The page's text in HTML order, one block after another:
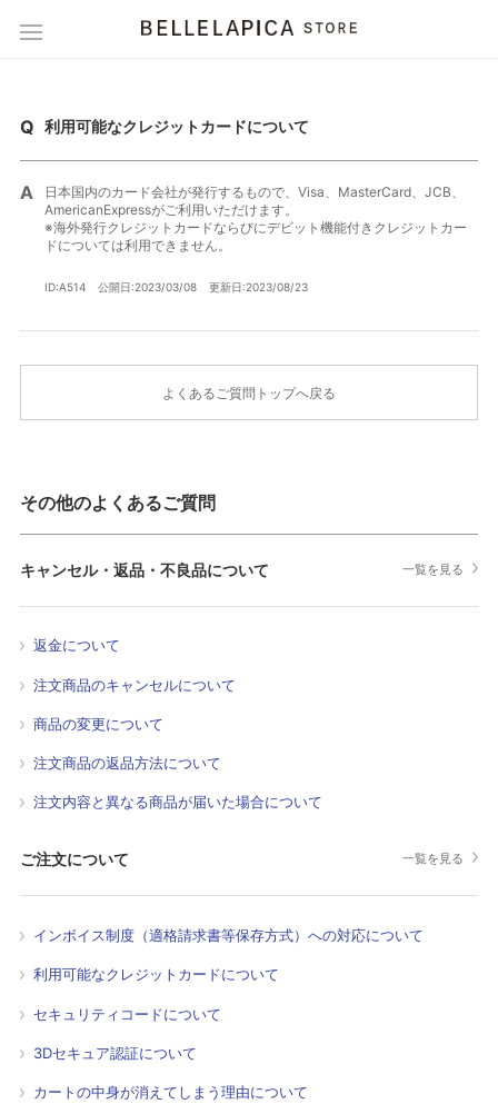
利用可能なクレジットカードについて
日本国内のカード会社が発行するもので、Visa、MasterCard、JCB、
AmericanExpressがご利用いただけます。
※海外発行クレジットカードならびにデビット機能付きクレジットカー
ドについては利用できません。
ID:A514 公開日:2023/03/08 更新日:2023/08/23
よくあるご質問トップへ戻る
その他のよくあるご質問
キャンセル・返品・不良品について 一覧を見る
返金について
注文商品のキャンセルについて
商品の変更について
注文商品の返品方法について
注文内容と異なる商品が届いた場合について
ご注文について 一覧を見る
インボイス制度（適格請求書等保存方式）への対応について
利用可能なクレジットカードについて
セキュリティコードについて
3Dセキュア認証について
カートの中身が消えてしまう理由について